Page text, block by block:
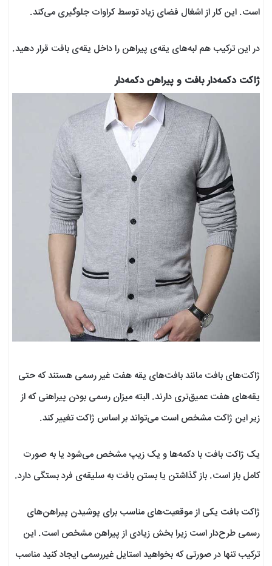
است. این کار از اشغال فضای زیاد توسط کراوات جلوگیری می‌کند.
در این ترکیب هم لبه‌های یقه‌ی پیراهن را داخل یقه‌ی بافت قرار دهید.
ژاکت دکمه‌دار بافت و پیراهن دکمه‌دار
ژاکت‌های بافت مانند بافت‌های یقه هفت غیر رسمی هستند که حتی
یقه‌های هفت عمیق‌تری دارند. البته میزان رسمی بودن پیراهنی که از
زیر این ژاکت مشخص است می‌تواند بر اساس ژاکت تغییر کند.
یک ژاکت بافت با دکمه‌ها و یک زیپ مشخص می‌شود یا به صورت
کامل باز است. باز گذاشتن یا بستن بافت به سلیقه‌ی فرد بستگی دارد.
ژاکت بافت یکی از موقعیت‌‌‌های مناسب برای پوشیدن پیراهن‌های
رسمی طرح‌دار است زیرا بخش زیادی از پیراهن مشخص است. این
ترکیب تنها در صورتی که بخواهید استایل غیررسمی ایجاد کنید مناسب